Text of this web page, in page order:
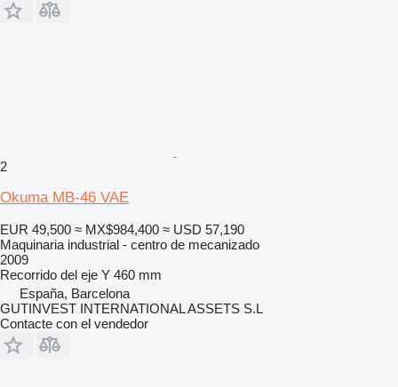
2
Okuma MB-46 VAE
EUR 49,500 ≈ MX$984,400 ≈ USD 57,190
Maquinaria industrial - centro de mecanizado
2009
Recorrido del eje Y 460 mm
España, Barcelona
GUTINVEST INTERNATIONAL ASSETS S.L
Contacte con el vendedor